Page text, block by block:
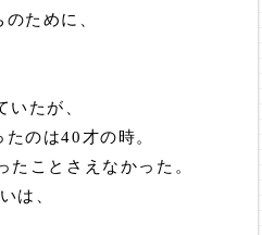
ために、
いたが、
のは40才の時。
たことさえなかった。
は、